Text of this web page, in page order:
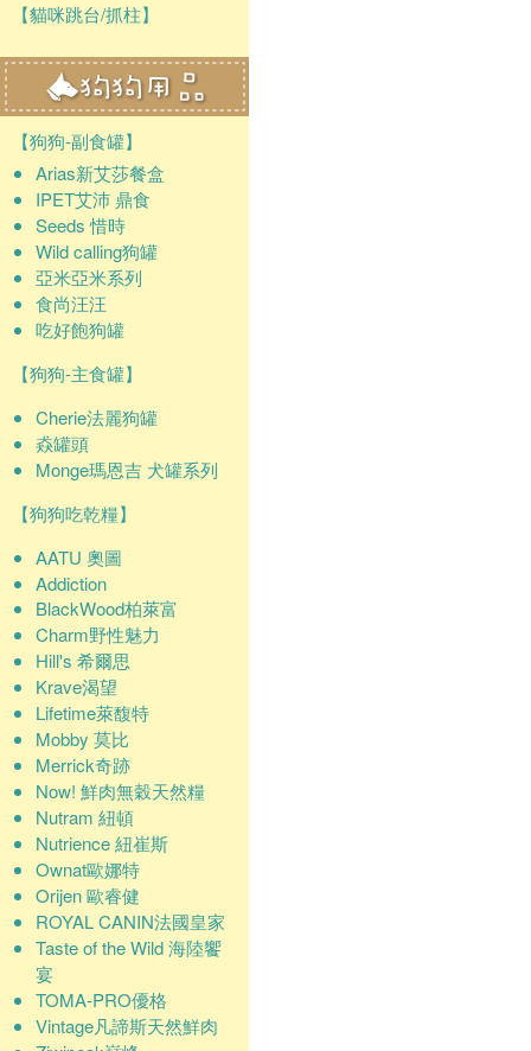
【貓咪跳台/抓柱】
【狗狗-副食罐】
Arias新艾莎餐盒
IPET艾沛 鼎食
Seeds 惜時
Wild calling狗罐
亞米亞米系列
食尚汪汪
吃好飽狗罐
【狗狗-主食罐】
Cherie法麗狗罐
猋罐頭
Monge瑪恩吉 犬罐系列
【狗狗吃乾糧】
AATU 奧圖
Addiction
BlackWood柏萊富
Charm野性魅力
Hill's 希爾思
Krave渴望
Lifetime萊馥特
Mobby 莫比
Merrick奇跡
Now! 鮮肉無穀天然糧
Nutram 紐頓
Nutrience 紐崔斯
Ownat歐娜特
Orijen 歐睿健
ROYAL CANIN法國皇家
Taste of the Wild 海陸饗
宴
TOMA-PRO優格
Vintage凡諦斯天然鮮肉